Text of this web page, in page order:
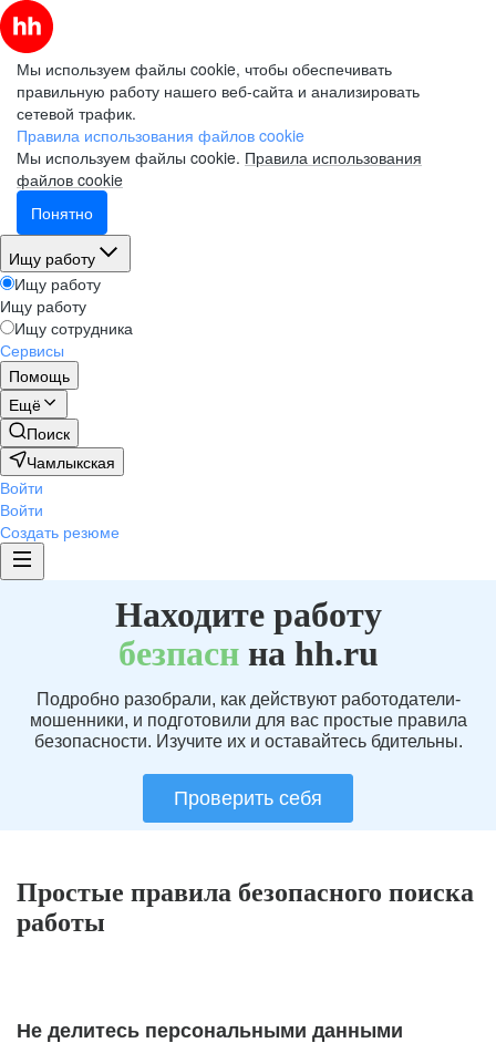
Мы используем файлы cookie, чтобы обеспечивать
правильную работу нашего веб-сайта и анализировать
сетевой трафик.
Правила использования файлов cookie
Мы используем файлы cookie. Правила использования
файлов cookie
Понятно
Ищу работу
Ищу работу
Ищу работу
Ищу сотрудника
Сервисы
Помощь
Ещё
Поиск
Чамлыкская
Войти
Войти
Создать резюме
Находите работу
безпаснна hh.ru
Подробно разобрали, как действуют работодатели-
мошенники, и подготовили для вас простые правила
безопасности. Изучите их и оставайтесь бдительны.
Проверить себя
Простые правила безопасного поиска
работы
Не делитесь персональными данными